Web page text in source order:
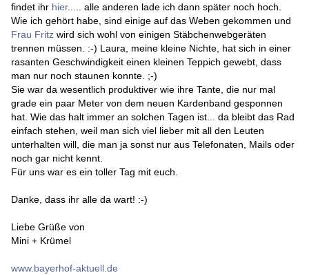
findet ihr hier..... alle anderen lade ich dann später noch hoch.
Wie ich gehört habe, sind einige auf das Weben gekommen und
Frau Fritz wird sich wohl von einigen Stäbchenwebgeräten
trennen müssen. :-) Laura, meine kleine Nichte, hat sich in einer
rasanten Geschwindigkeit einen kleinen Teppich gewebt, dass
man nur noch staunen konnte. ;-)
Sie war da wesentlich produktiver wie ihre Tante, die nur mal
grade ein paar Meter von dem neuen Kardenband gesponnen
hat. Wie das halt immer an solchen Tagen ist... da bleibt das Rad
einfach stehen, weil man sich viel lieber mit all den Leuten
unterhalten will, die man ja sonst nur aus Telefonaten, Mails oder
noch gar nicht kennt.
Für uns war es ein toller Tag mit euch.
Danke, dass ihr alle da wart! :-)
Liebe Grüße von
Mini + Krümel
www.bayerhof-aktuell.de